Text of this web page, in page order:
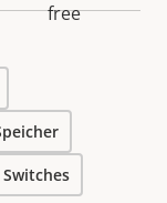
free
Switches